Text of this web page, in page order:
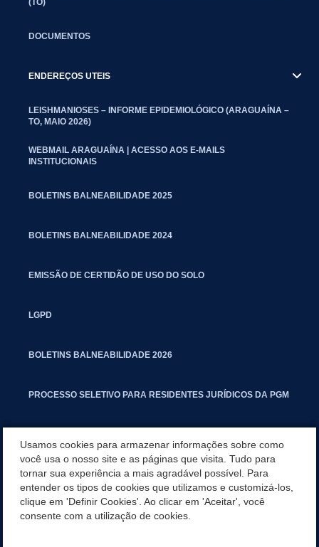
(TO)
DOCUMENTOS
ENDEREÇOS UTEIS
LEISHMANIOSES – INFORME EPIDEMIOLÓGICO (ARAGUAÍNA –
TO, MAIO 2026)
WEBMAIL ARAGUAÍNA | ACESSO AOS E-MAILS
INSTITUCIONAIS
BOLETINS BALNEABILIDADE 2025
BOLETINS BALNEABILIDADE 2024
EMISSÃO DE CERTIDÃO DE USO DO SOLO
LGPD
BOLETINS BALNEABILIDADE 2026
PROCESSO SELETIVO PARA RESIDENTES JURÍDICOS DA PGM
MANUAL DE PROCEDIMENTOS IMOBILIÁRIOS SEINFRA
TURMINHA DO LAGO
Usamos cookies para armazenar informações sobre como
você usa o nosso site e as páginas que visita. Tudo para
tornar sua experiência a mais agradável possível. Para
entender os tipos de cookies que utilizamos e customizá-los,
clique em 'Definir Cookies'. Ao clicar em 'Aceitar', você
consente com a utilização de cookies.